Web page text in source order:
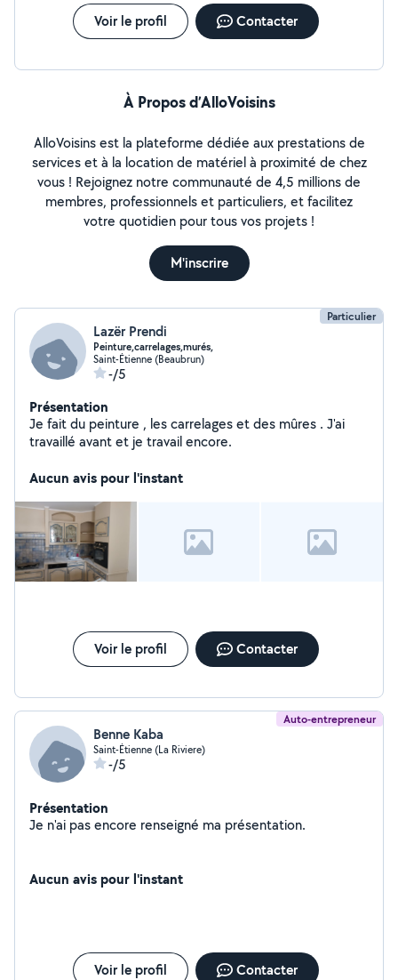
Voir le profil Contacter
À Propos d’AlloVoisins
AlloVoisins est la plateforme dédiée aux prestations de
services et à la location de matériel à proximité de chez
vous ! Rejoignez notre communauté de 4,5 millions de
membres, professionnels et particuliers, et facilitez
votre quotidien pour tous vos projets !
M'inscrire
Particulier
Lazër Prendi
Peinture,carrelages,murés,
Saint-Étienne (Beaubrun)
-/5
Présentation
Je fait du peinture , les carrelages et des mûres . J'ai
travaillé avant et je travail encore.
Aucun avis pour l'instant
Voir le profil Contacter
Auto-entrepreneur
Benne Kaba
Saint-Étienne (La Riviere)
-/5
Présentation
Je n'ai pas encore renseigné ma présentation.
Aucun avis pour l'instant
Voir le profil Contacter